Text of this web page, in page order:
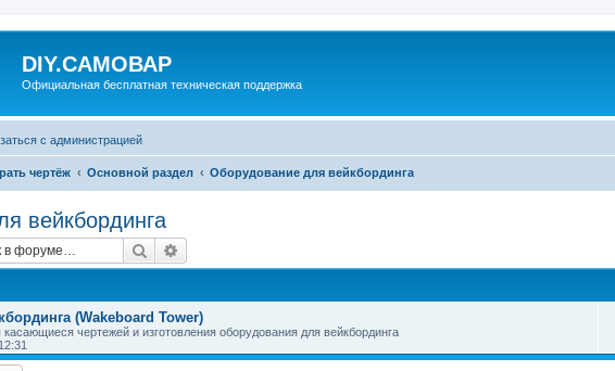
DIY.САМОВАР
Официальная бесплатная техническая поддержка
с администрацией
чертёж Основной раздел Оборудование для вейкбординга
вейкбординга
Поиск
(Wakeboard Tower)
чертежей и изготовления оборудования для вейкбординга